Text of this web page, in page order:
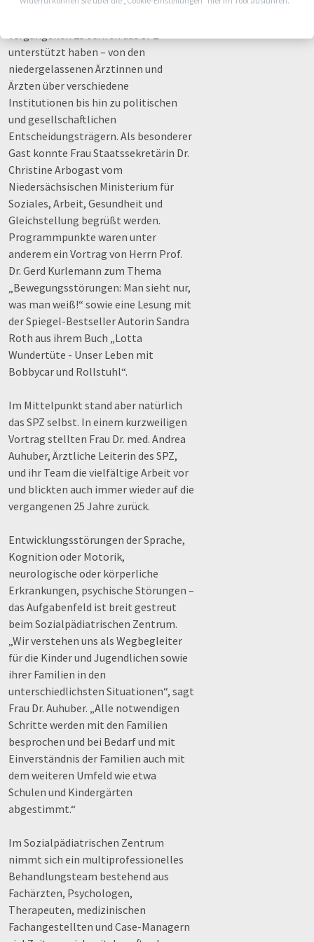
vergangenen 25 Jahren das SPZ
unterstützt haben – von den
niedergelassenen Ärztinnen und
Ärzten über verschiedene
Institutionen bis hin zu politischen
und gesellschaftlichen
Entscheidungsträgern. Als besonderer
Gast konnte Frau Staatssekretärin Dr.
Christine Arbogast vom
Niedersächsischen Ministerium für
Soziales, Arbeit, Gesundheit und
Gleichstellung begrüßt werden.
Programmpunkte waren unter
anderem ein Vortrag von Herrn Prof.
Dr. Gerd Kurlemann zum Thema
„Bewegungsstörungen: Man sieht nur,
was man weiß!“ sowie eine Lesung mit
der Spiegel-Bestseller Autorin Sandra
Roth aus ihrem Buch „Lotta
Wundertüte - Unser Leben mit
Bobbycar und Rollstuhl“.
Im Mittelpunkt stand aber natürlich
das SPZ selbst. In einem kurzweiligen
Vortrag stellten Frau Dr. med. Andrea
Auhuber, Ärztliche Leiterin des SPZ,
und ihr Team die vielfältige Arbeit vor
und blickten auch immer wieder auf die
vergangenen 25 Jahre zurück.
Entwicklungsstörungen der Sprache,
Kognition oder Motorik,
neurologische oder körperliche
Erkrankungen, psychische Störungen –
das Aufgabenfeld ist breit gestreut
beim Sozialpädiatrischen Zentrum.
„Wir verstehen uns als Wegbegleiter
für die Kinder und Jugendlichen sowie
ihrer Familien in den
unterschiedlichsten Situationen“, sagt
Frau Dr. Auhuber. „Alle notwendigen
Schritte werden mit den Familien
besprochen und bei Bedarf und mit
Einverständnis der Familien auch mit
dem weiteren Umfeld wie etwa
Schulen und Kindergärten
abgestimmt.“
Im Sozialpädiatrischen Zentrum
nimmt sich ein multiprofessionelles
Behandlungsteam bestehend aus
Fachärzten, Psychologen,
Therapeuten, medizinischen
Fachangestellten und Case-Managern